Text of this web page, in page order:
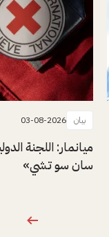
بيان 03-08-2026
ميانمار: اللجنة
سان سو تشي»